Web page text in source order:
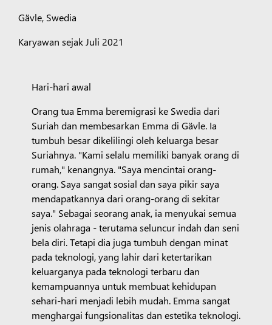
Gävle, Swedia
Karyawan sejak Juli 2021
Hari-hari awal
Orang tua Emma beremigrasi ke Swedia dari
Suriah dan membesarkan Emma di Gävle. Ia
tumbuh besar dikelilingi oleh keluarga besar
Suriahnya. "Kami selalu memiliki banyak orang di
rumah," kenangnya. "Saya mencintai orang-
orang. Saya sangat sosial dan saya pikir saya
mendapatkannya dari orang-orang di sekitar
saya." Sebagai seorang anak, ia menyukai semua
jenis olahraga - terutama seluncur indah dan seni
bela diri. Tetapi dia juga tumbuh dengan minat
pada teknologi, yang lahir dari ketertarikan
keluarganya pada teknologi terbaru dan
kemampuannya untuk membuat kehidupan
sehari-hari menjadi lebih mudah. Emma sangat
menghargai fungsionalitas dan estetika teknologi.